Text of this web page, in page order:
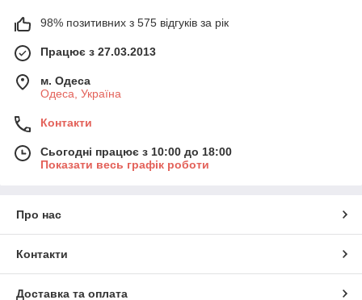
98% позитивних з 575 відгуків за рік
Працює з 27.03.2013
м. Одеса
Одеса, Україна
Контакти
Сьогодні працює з 10:00 до 18:00
Показати весь графік роботи
Про нас
Контакти
Доставка та оплата